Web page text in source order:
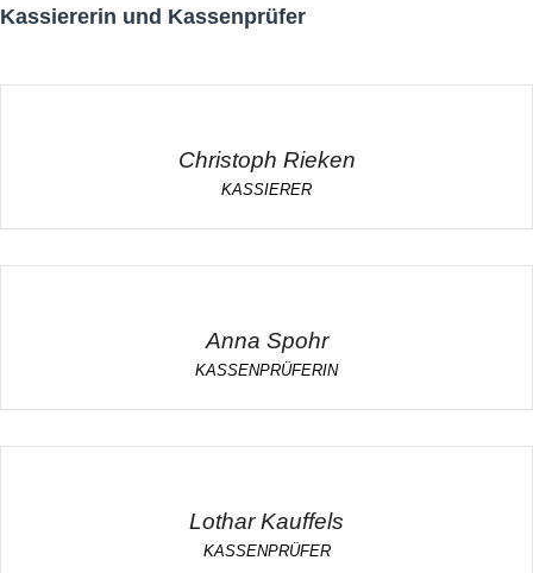
Kassiererin und Kassenprüfer
Christoph Rieken
KASSIERER
Anna Spohr
KASSENPRÜFERIN
Lothar Kauffels
KASSENPRÜFER